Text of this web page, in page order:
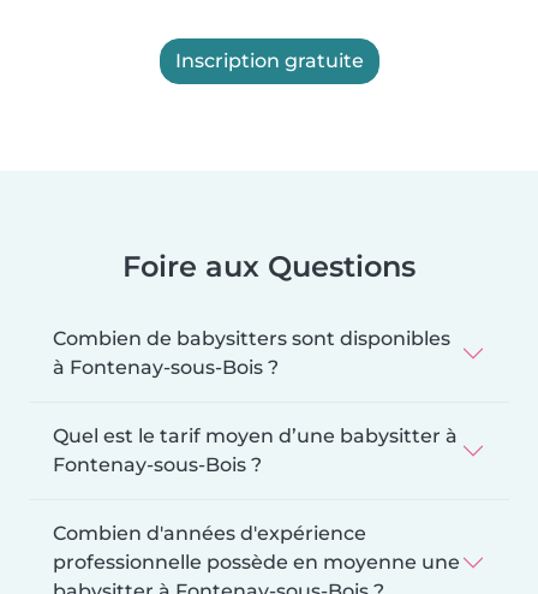
Inscription gratuite
Foire aux Questions
Combien de babysitters sont disponibles
à Fontenay-sous-Bois ?
Quel est le tarif moyen d’une babysitter à
Fontenay-sous-Bois ?
Combien d'années d'expérience
professionnelle possède en moyenne une